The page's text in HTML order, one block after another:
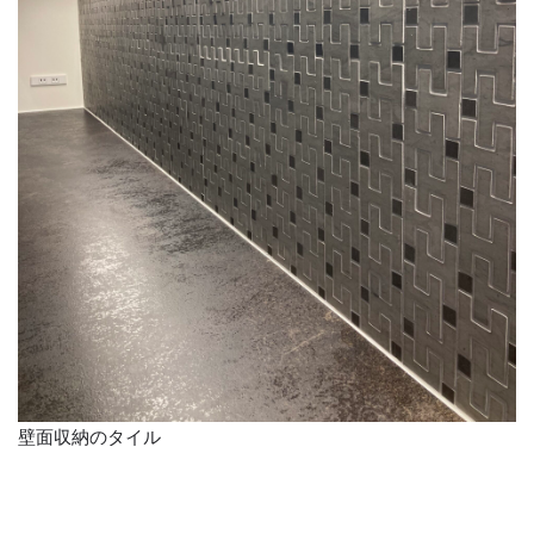
壁面収納のタイル